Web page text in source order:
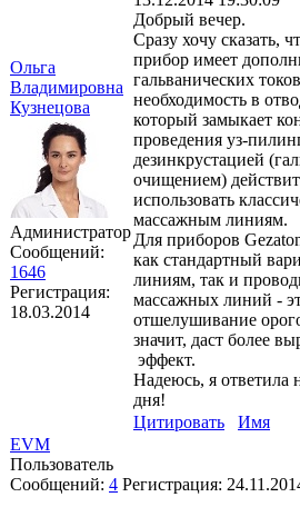
Ольга
Владимировна
Кузнецова
Администратор
Сообщений:
1646
Регистрация:
18.03.2014
Добрый вечер.
Сразу хочу сказать,
прибор имеет
гальванических
необходимость в
который замыкает
проведения уз-
дезинкрустацией
очищением)
использовать
массажным линиям.
Для приборов
как стандартный
линиям, так и
массажных линий -
отшелушивание
значит, даст более
эффект.
Надеюсь, я ответила
дня!
Цитировать
Имя
EVM
Пользователь
Сообщений: 4 Регистрация: